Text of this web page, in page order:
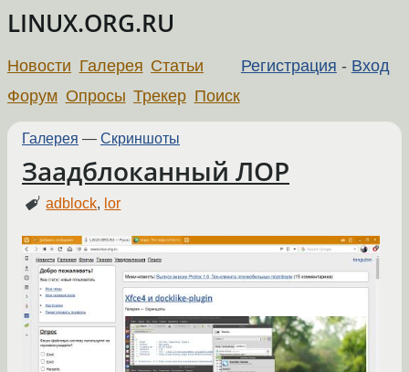
LINUX.ORG.RU
Регистрация - Вход
Новости Галерея Статьи
Форум Опросы Трекер Поиск
Галерея — Скриншоты
Заадблоканный ЛОР
adblock, lor